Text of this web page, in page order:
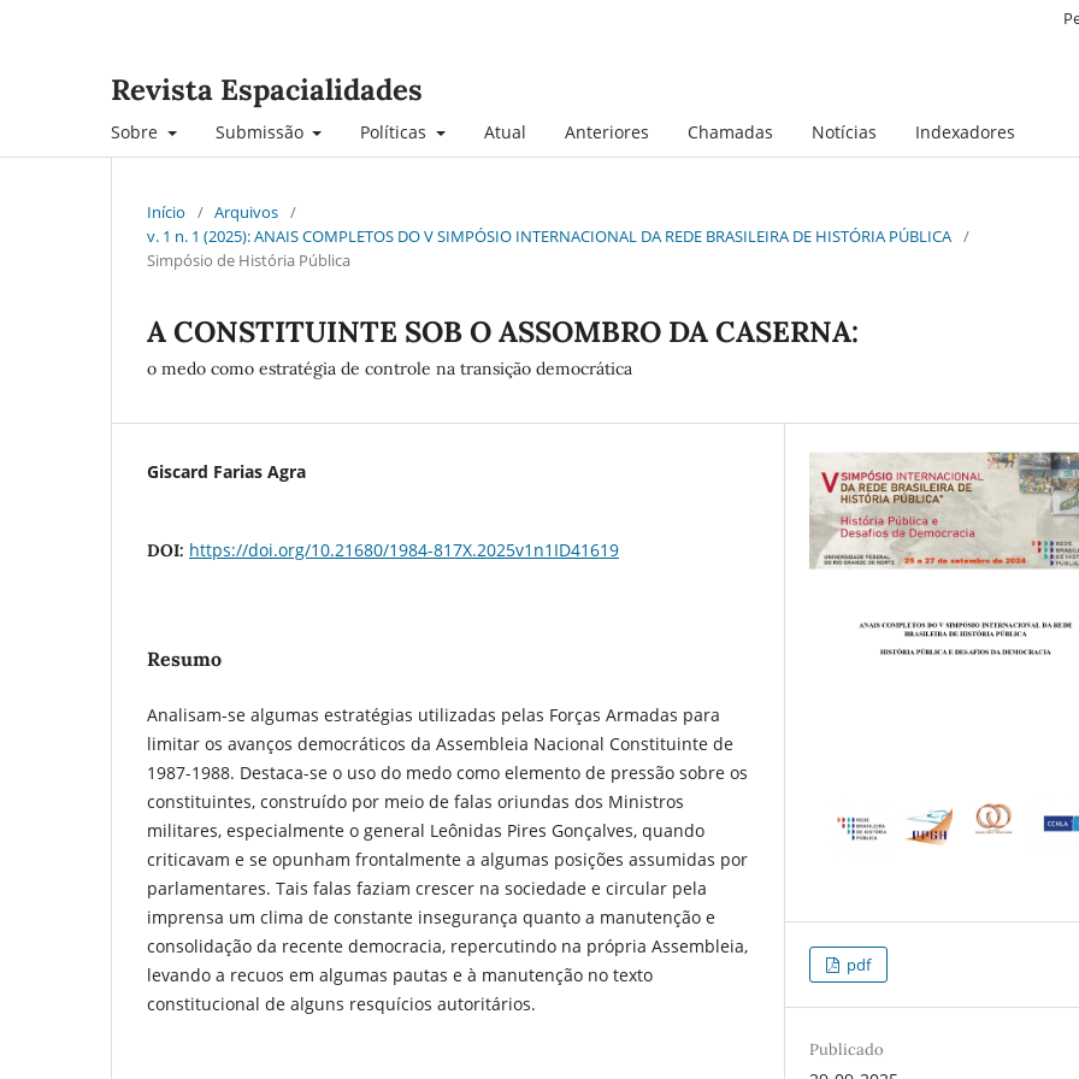
Revista Espacialidades
Sobre Submissão Políticas Atual Anteriores Chamadas Notícias Indexadores
Início / Arquivos /
v. 1 n. 1 (2025): ANAIS COMPLETOS DO V SIMPÓSIO INTERNACIONAL DA REDE BRASILEIRA DE HISTÓRIA PÚBLICA /
Simpósio de História Pública
A CONSTITUINTE SOB O ASSOMBRO DA CASERNA:
o medo como estratégia de controle na transição democrática
Giscard Farias Agra
DOI: https://doi.org/10.21680/1984-817X.2025v1n1ID41619
Resumo
Analisam-se algumas estratégias utilizadas pelas Forças Armadas para
limitar os avanços democráticos da Assembleia Nacional Constituinte de
1987-1988. Destaca-se o uso do medo como elemento de pressão sobre os
constituintes, construído por meio de falas oriundas dos Ministros
militares, especialmente o general Leônidas Pires Gonçalves, quando
criticavam e se opunham frontalmente a algumas posições assumidas por
parlamentares. Tais falas faziam crescer na sociedade e circular pela
imprensa um clima de constante insegurança quanto a manutenção e
consolidação da recente democracia, repercutindo na própria Assembleia,
levando a recuos em algumas pautas e à manutenção no texto
constitucional de alguns resquícios autoritários.
pdf
Publicado